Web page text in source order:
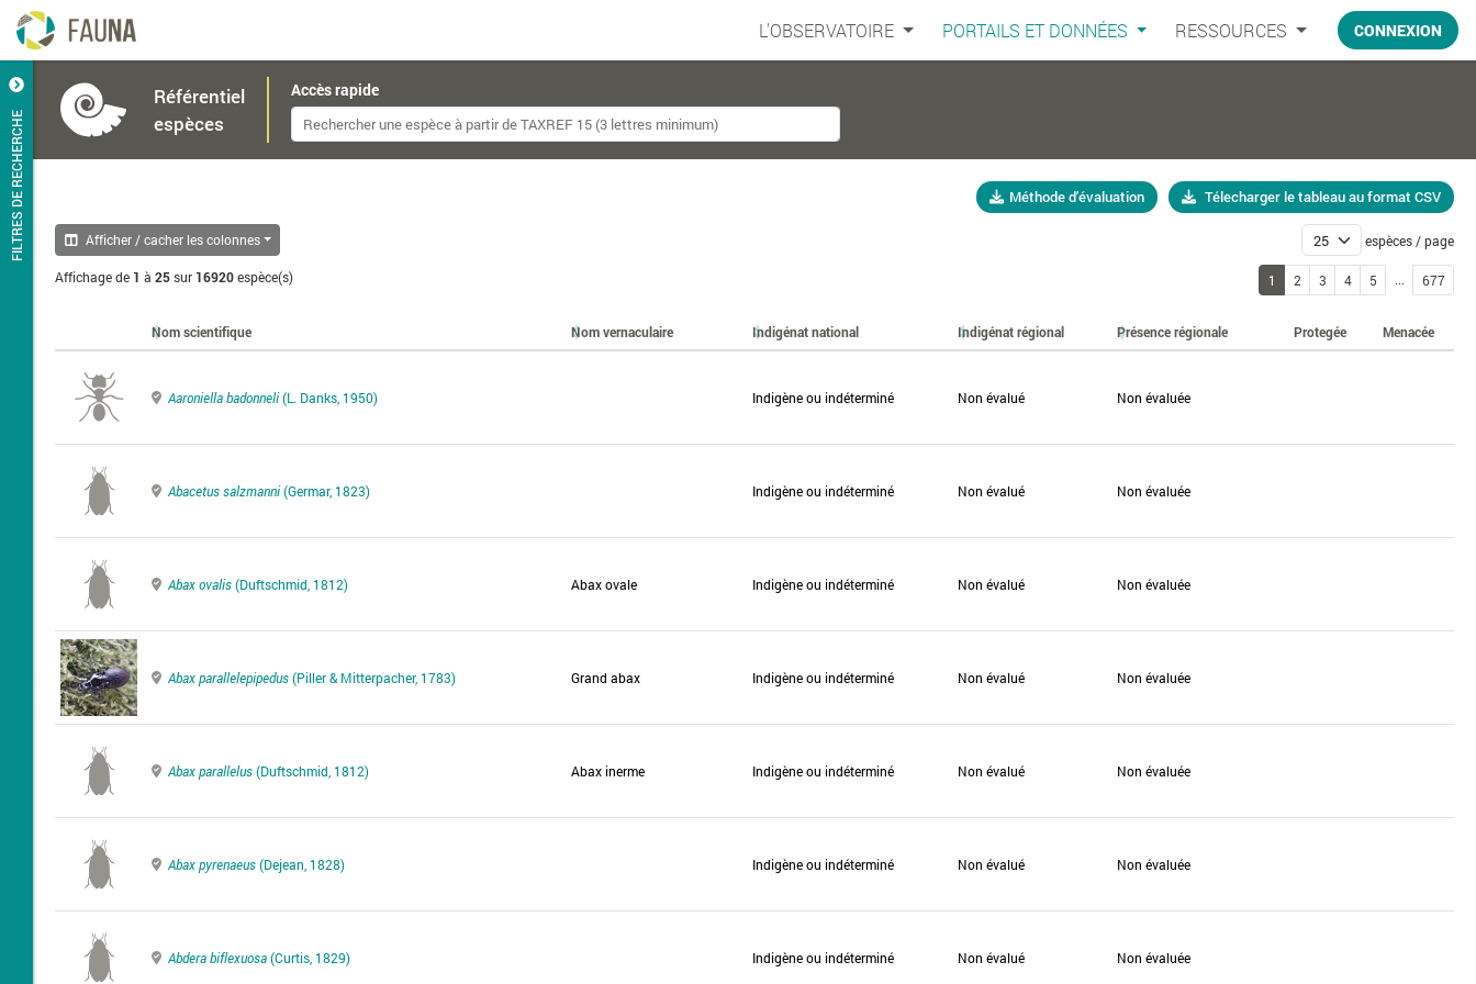
L'OBSERVATOIRE PORTAILS ET DONNÉES RESSOURCES CONNEXION
FILTRES DE RECHERCHE
Référentiel
espèces
Accès rapide
Méthode d'évaluation Télecharger le tableau au format CSV
Afficher / cacher les colonnes
Affichage de 1 à 25sur 16920espèce(s)
espèces / page
1 2 3 4 5 ... 677
Nom scientifique Nom vernaculaire Indigénat national Indigénat régional Présence régionale Protegée Menacée
Aaroniella badonneli(L. Danks, 1950) Indigène ou indéterminé Non évalué Non évaluée
Abacetus salzmanni(Germar, 1823) Indigène ou indéterminé Non évalué Non évaluée
Abax ovalis(Duftschmid, 1812) Abax ovale Indigène ou indéterminé Non évalué Non évaluée
Abax parallelepipedus(Piller & Mitterpacher, 1783) Grand abax Indigène ou indéterminé Non évalué Non évaluée
Abax parallelus(Duftschmid, 1812) Abax inerme Indigène ou indéterminé Non évalué Non évaluée
Abax pyrenaeus(Dejean, 1828) Indigène ou indéterminé Non évalué Non évaluée
Abdera biflexuosa(Curtis, 1829) Indigène ou indéterminé Non évalué Non évaluée